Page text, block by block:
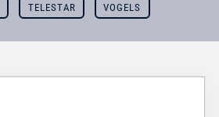
TELESTAR VOGELS